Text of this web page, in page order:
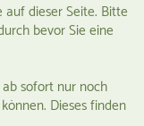
dieser Seite. Bitte
bevor Sie eine
sofort nur noch
Dieses finden